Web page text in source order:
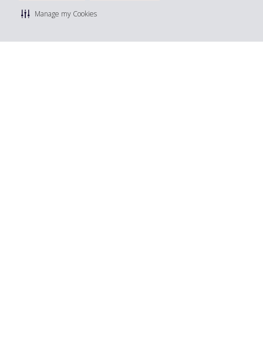
Manage my Cookies
Politique de confidentialité | Conditions d'utilisation du site |